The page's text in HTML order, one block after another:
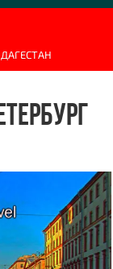
ДАГЕСТАН